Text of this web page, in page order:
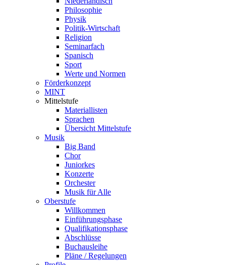
Philosophie
Physik
Politik-Wirtschaft
Religion
Seminarfach
Spanisch
Sport
Werte und Normen
Förderkonzept
MINT
Mittelstufe
Materiallisten
Sprachen
Übersicht Mittelstufe
Musik
Big Band
Chor
Juniorkes
Konzerte
Orchester
Musik für Alle
Oberstufe
Willkommen
Einführungsphase
Qualifikationsphase
Abschlüsse
Buchausleihe
Pläne / Regelungen